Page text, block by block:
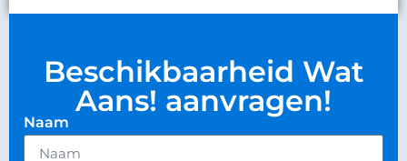
Beschikbaarheid Wat
Aans! aanvragen!
Naam